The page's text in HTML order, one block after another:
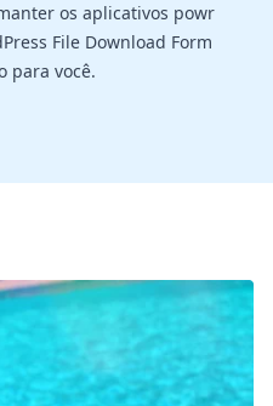
os aplicativos powr
File Download Form
para você.